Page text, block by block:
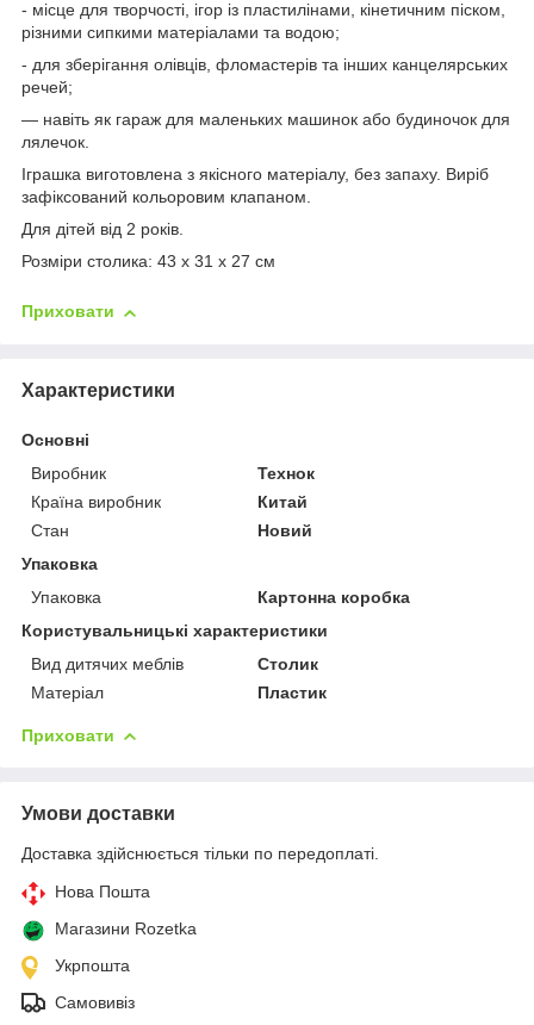
- місце для творчості, ігор із пластилінами, кінетичним піском,
різними сипкими матеріалами та водою;
- для зберігання олівців, фломастерів та інших канцелярських
речей;
— навіть як гараж для маленьких машинок або будиночок для
лялечок.
Іграшка виготовлена з якісного матеріалу, без запаху. Виріб
зафіксований кольоровим клапаном.
Для дітей від 2 років.
Розміри столика: 43 х 31 х 27 см
Приховати
Характеристики
Основні
Виробник
Технок
Країна виробник
Китай
Стан
Новий
Упаковка
Упаковка
Картонна коробка
Користувальницькі характеристики
Вид дитячих меблів
Столик
Матеріал
Пластик
Приховати
Умови доставки
Доставка здійснюється тільки по передоплаті.
Нова Пошта
Магазини Rozetka
Укрпошта
Самовивіз